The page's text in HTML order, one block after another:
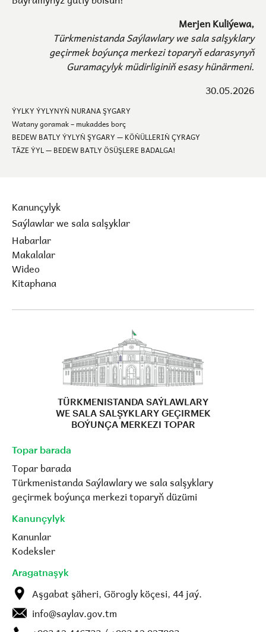
Merjen Kuliýewa,
Türkmenistanda Saýlawlary we sala salşyklary
geçirmek boýunça merkezi toparyň edarasynyň
Guramaçylyk müdirliginiň esasy hünärmeni.
30.05.2026
ÝYLKY ÝYLYNYŇ NURANA ŞYGARY
Watany goramak – mukaddes borç
BEDEW BATLY ÝYLYŇ ŞYGARY — KÖŇÜLLERIŇ ÇYRAGY
TÄZE ÝYL — BEDEW BATLY ÖSÜŞLERE BADALGA!
Kanunçylyk
Saýlawlar we sala salşyklar
Habarlar
Makalalar
Wideo
Kitaphana
TÜRKMENISTANDA SAÝLAWLARY
WE SALA SALŞYKLARY GEÇIRMEK
BOÝUNÇA MERKEZI TOPAR
Topar barada
Topar barada
Türkmenistanda Saýlawlary we sala salşyklary
geçirmek boýunça merkezi toparyň düzümi
Kanunçylyk
Kanunlar
Kodeksler
Aragatnaşyk
Aşgabat şäheri, Görogly köçesi, 44 jaý.
info@saylav.gov.tm